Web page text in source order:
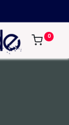
0